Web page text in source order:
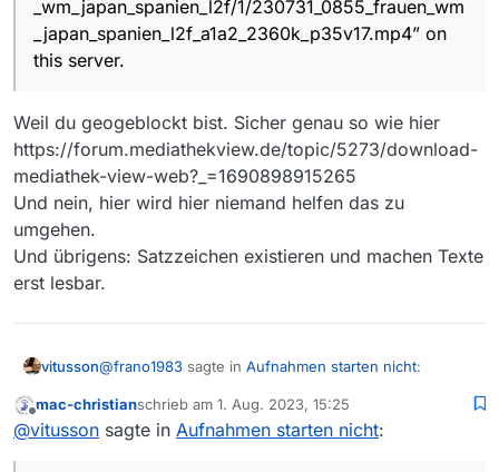
Fehler beider Spiele beheben diese Spiele sind live
gezeigt worden?
_wm_japan_spanien_l2f/1/230731_0855_frauen_wm
_japan_spanien_l2f_a1a2_2360k_p35v17.mp4” on
this server.
Weil du geogeblockt bist. Sicher genau so wie hier
https://forum.mediathekview.de/topic/5273/download-
mediathek-view-web?_=1690898915265
Und nein, hier wird hier niemand helfen das zu
umgehen.
Und übrigens: Satzzeichen existieren und machen Texte
erst lesbar.
vitusson@frano1983 sagte in Aufnahmen starten nicht:
Access Denied
Offline
mac-christianschrieb am 1. Aug. 2023, 15:25
zuletzt editiert von
@vitusson sagte in Aufnahmen starten nicht: